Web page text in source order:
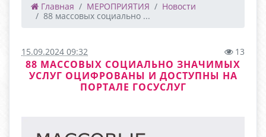
Главная МЕРОПРИЯТИЯ
Новости
88 массовых социально ...
15.09.2024 09:32 13
88 МАССОВЫХ СОЦИАЛЬНО ЗНАЧИМЫХ
УСЛУГ ОЦИФРОВАНЫ И ДОСТУПНЫ НА
ПОРТАЛЕ ГОСУСЛУГ